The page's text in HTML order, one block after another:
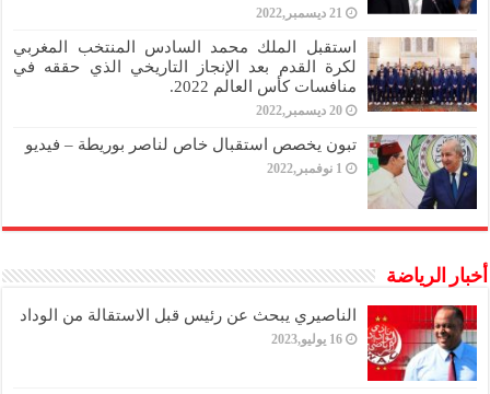
21 ديسمبر,2022
استقبل الملك محمد السادس المنتخب المغربي
لكرة القدم بعد الإنجاز التاريخي الذي حققه في
منافسات كأس العالم 2022.
20 ديسمبر,2022
تبون يخصص استقبال خاص لناصر بوريطة – فيديو
1 نوفمبر,2022
أخبار الرياضة
الناصيري يبحث عن رئيس قبل الاستقالة من الوداد
16 يوليو,2023